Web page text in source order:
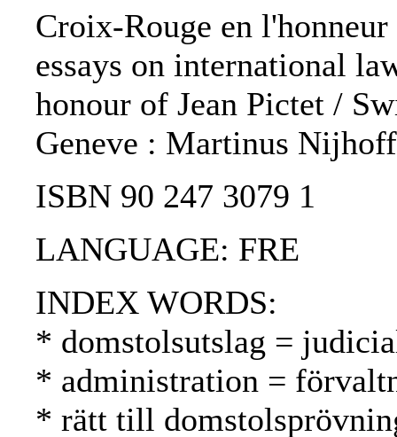
Croix-Rouge en
essays on international
honour of Jean Pictet /
Geneve : Martinus
ISBN 90 247 3079 1
LANGUAGE: FRE
INDEX WORDS:
* domstolsutslag =
* administration =
* rätt till